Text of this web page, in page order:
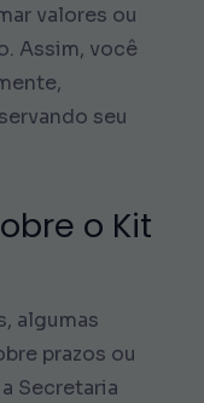
valores ou
Assim, você
seu
o Kit
algumas
prazos ou
Secretaria